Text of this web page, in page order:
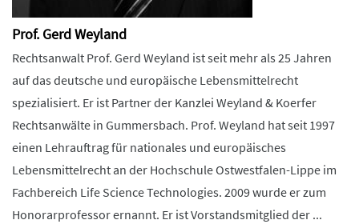
Prof. Gerd Weyland
Rechtsanwalt Prof. Gerd Weyland ist seit mehr als 25 Jahren
auf das deutsche und europäische Lebensmittelrecht
spezialisiert. Er ist Partner der Kanzlei Weyland & Koerfer
Rechtsanwälte in Gummersbach. Prof. Weyland hat seit 1997
einen Lehrauftrag für nationales und europäisches
Lebensmittelrecht an der Hochschule Ostwestfalen-Lippe im
Fachbereich Life Science Technologies. 2009 wurde er zum
Honorarprofessor ernannt. Er ist Vorstandsmitglied der ...